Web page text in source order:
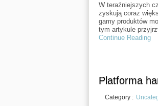
W teraźniejszych
zyskują coraz
gamy produktów
tym artykule
Continue Reading
Platforma
Category :